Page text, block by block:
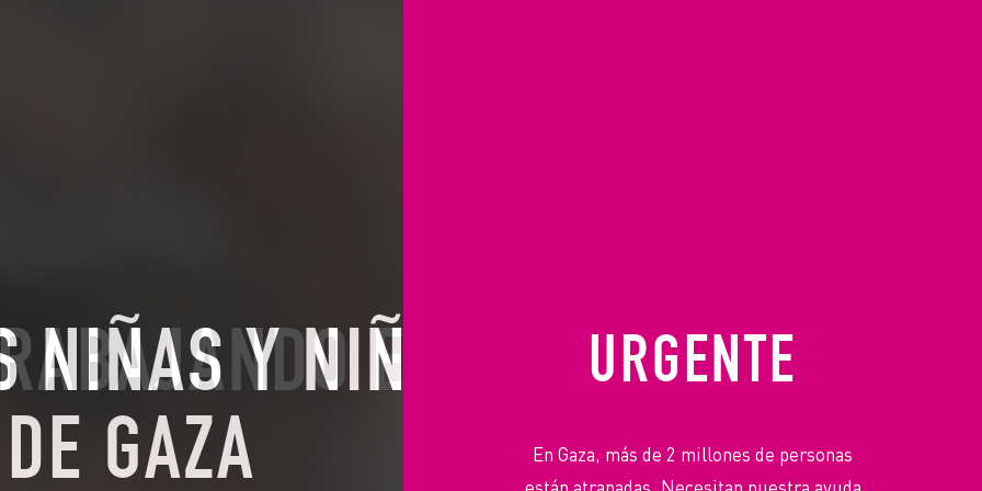
Y NIÑOS
GAZA
EN
SITUACIÓN EN
URGENTE
En Gaza, más de 2 millones de personas